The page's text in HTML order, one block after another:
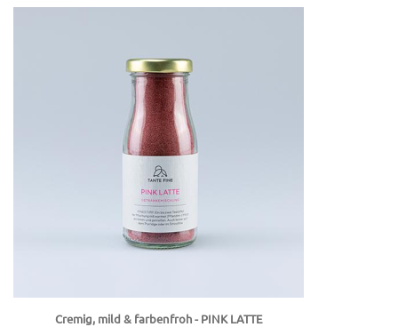
Cremig, mild & farbenfroh - PINK LATTE